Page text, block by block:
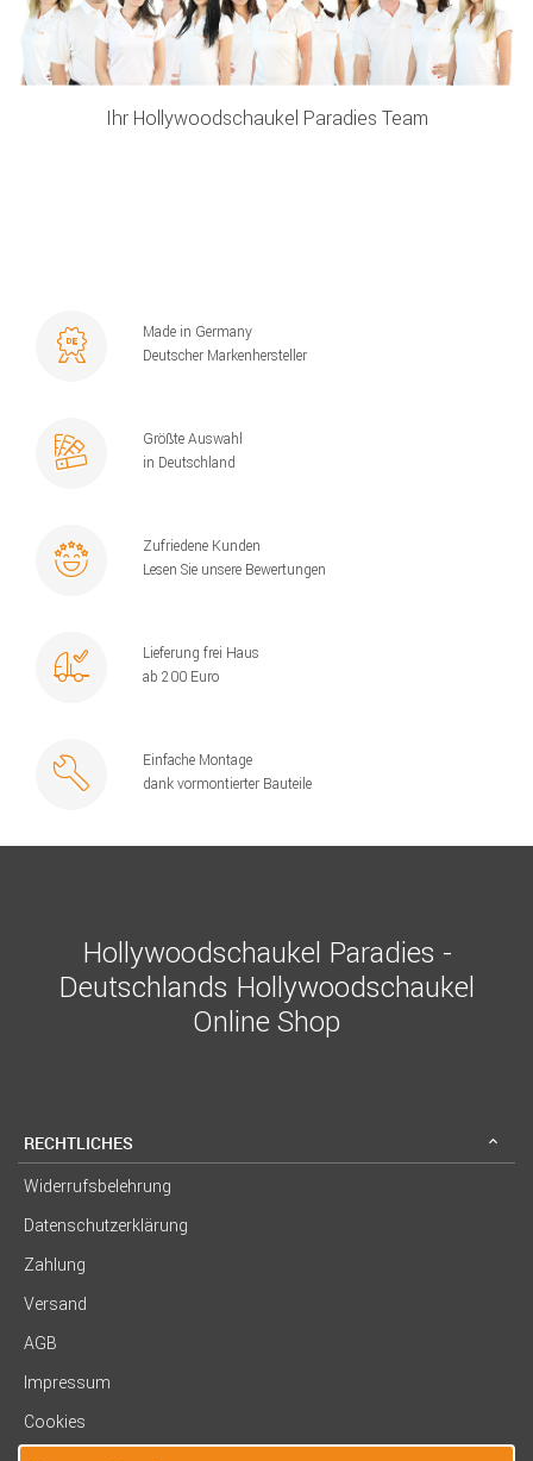
Ihr Hollywoodschaukel Paradies Team
Made in Germany
Deutscher Markenhersteller
Größte Auswahl
in Deutschland
Zufriedene Kunden
Lesen Sie unsere Bewertungen
Lieferung frei Haus
ab 200 Euro
Einfache Montage
dank vormontierter Bauteile
Hollywoodschaukel Paradies -
Deutschlands Hollywoodschaukel
Online Shop
RECHTLICHES
Widerrufsbelehrung
Datenschutzerklärung
Zahlung
Versand
AGB
Impressum
Cookies